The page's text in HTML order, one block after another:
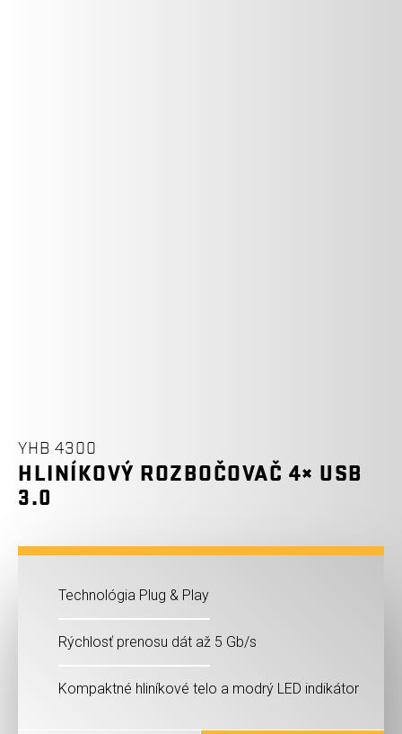
YHB 4300
HLINÍKOVÝ ROZBOČOVAČ 4× USB
3.0
Technológia Plug & Play
Rýchlosť prenosu dát až 5 Gb/s
Kompaktné hliníkové telo a modrý LED indikátor